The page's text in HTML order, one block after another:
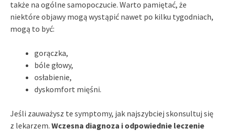
także na ogólne samopoczucie. Warto pamiętać, że
niektóre objawy mogą wystąpić nawet po kilku tygodniach,
mogą to być:
gorączka,
bóle głowy,
osłabienie,
dyskomfort mięśni.
Jeśli zauważysz te symptomy, jak najszybciej skonsultuj się
z lekarzem. Wczesna diagnoza i odpowiednie leczenie